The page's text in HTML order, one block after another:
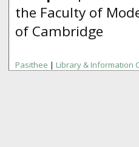
the Faculty of
of Cambridge
Pasithee | Library & Information